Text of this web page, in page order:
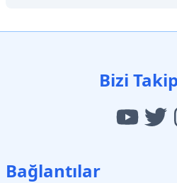
Bizi
Bağlantılar